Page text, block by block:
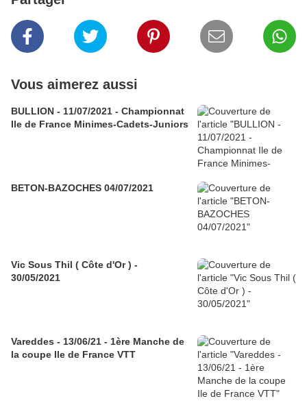
Vous aimerez aussi
BULLION - 11/07/2021 - Championnat
Ile de France Minimes-Cadets-Juniors
BETON-BAZOCHES 04/07/2021
Vic Sous Thil ( Côte d'Or ) -
30/05/2021
Vareddes - 13/06/21 - 1ère Manche de
la coupe Ile de France VTT